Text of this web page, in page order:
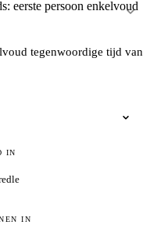
tegenwoordige tijd van
IN
IN